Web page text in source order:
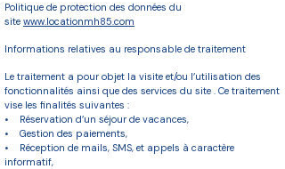
Politique de protection des données du
site www.locationmh85.com
Informations relatives au responsable de traitement
Le traitement a pour objet la visite et/ou l’utilisation des
fonctionnalités ainsi que des services du site . Ce traitement
vise les finalités suivantes :
• Réservation d’un séjour de vacances,
• Gestion des paiements,
• Réception de mails, SMS, et appels à caractère
informatif,